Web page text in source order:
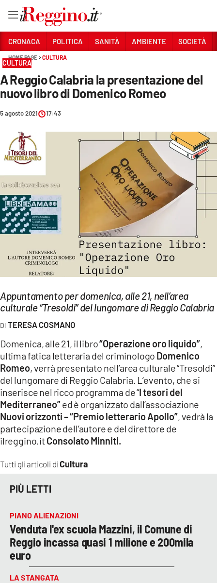
Sezioni
CRONACA
AMBIENTE
SOCIETÀ
CULTURA
ECONOMIA E LAVORO
EVENTI
SPORT
Streaming
LAC TV
Network
LACPLAY.IT
LACTV.IT
LACONAIR.IT
COSENZACHANNEL.IT
ILVIBONESE.IT
CATANZAROCHANNEL.IT
LACAPITALENEWS.IT
CRONACA POLITICA SANITÀ AMBIENTE SOCIETÀ
HOME PAGE CULTURA
CULTURA
A Reggio Calabria la presentazione del
nuovo libro di Domenico Romeo
5 agosto 2021 17:43
Appuntamento per domenica, alle 21, nell’area
culturale “Tresoldi” del lungomare di Reggio Calabria
TERESA COSMANO
Tutti gli articoli diCultura
Domenica, alle 21, il libro“Operazione oro liquido”,
ultima fatica letteraria del criminologo Domenico
Romeo, verrà presentato nell’area culturale “Tresoldi”
del lungomare di Reggio Calabria. L’evento, che si
inserisce nel ricco programma de “I tesori del
Mediterraneo”ed è organizzato dall’associazione
Nuovi orizzonti – “Premio letterario Apollo”, vedrà la
partecipazione dell’autore e del direttore de
ilreggino.itConsolato Minniti.
PIÙ LETTI
PIANO ALIENAZIONI
Venduta l'ex scuola Mazzini, il Comune di
Reggio incassa quasi 1 milione e 200mila
euro
LA STANGATA